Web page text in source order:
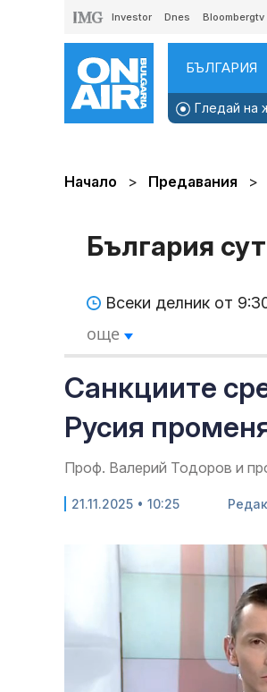
Investor Dnes Bloombergtv
БЪЛГАРИЯ
Гледай на
Начало Предавания
България
Всеки делник от
още
Санкциите
Русия
Проф. Валерий Тодоров и
21.11.2025 • 10:25